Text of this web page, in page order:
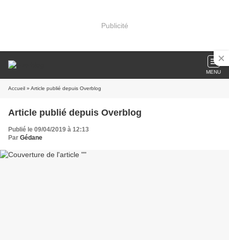
Publicité
MENU
Accueil » Article publié depuis Overblog
Article publié depuis Overblog
Publié le 09/04/2019 à 12:13
Par Gédane